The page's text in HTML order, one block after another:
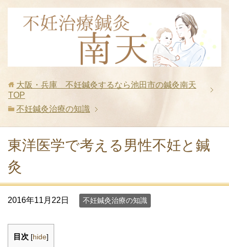
大阪・兵庫 不妊鍼灸するなら池田市の鍼灸南天
TOP
不妊鍼灸治療の知識
東洋医学で考える男性不妊と鍼
灸
2016年11月22日 不妊鍼灸治療の知識
目次 [hide]